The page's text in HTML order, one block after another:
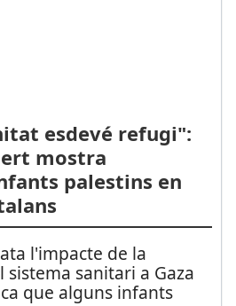
esdevé refugi":
mostra
palestins en
l'impacte de la
sanitari a Gaza
que alguns infants